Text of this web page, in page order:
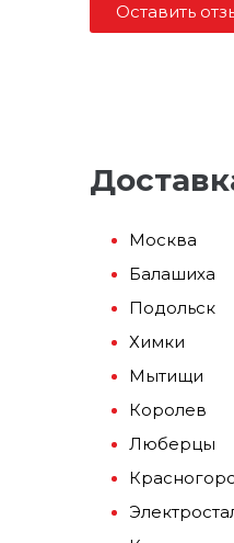
Оставить
Москва
Балашиха
Подольск
Химки
Мытищи
Королев
Люберцы